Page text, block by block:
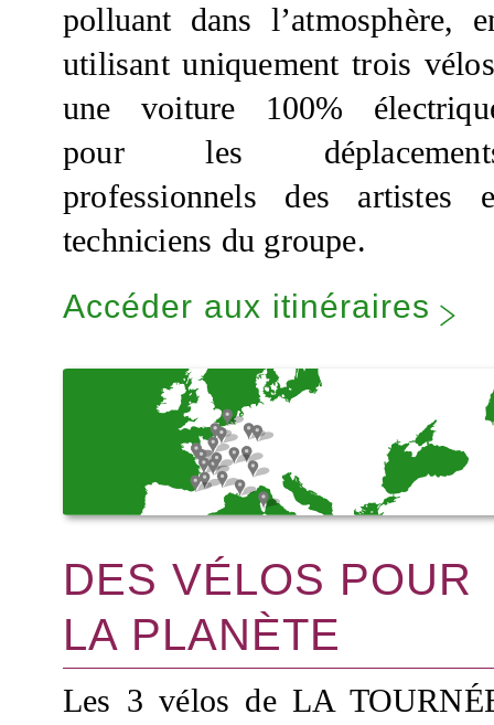
polluant dans l’atmosphère,
utilisant uniquement trois
une voiture 100%
pour les
professionnels des artistes
techniciens du groupe.
Accéder aux itinéraires
DES VÉLOS POUR
LA PLANÈTE
Les 3 vélos de LA